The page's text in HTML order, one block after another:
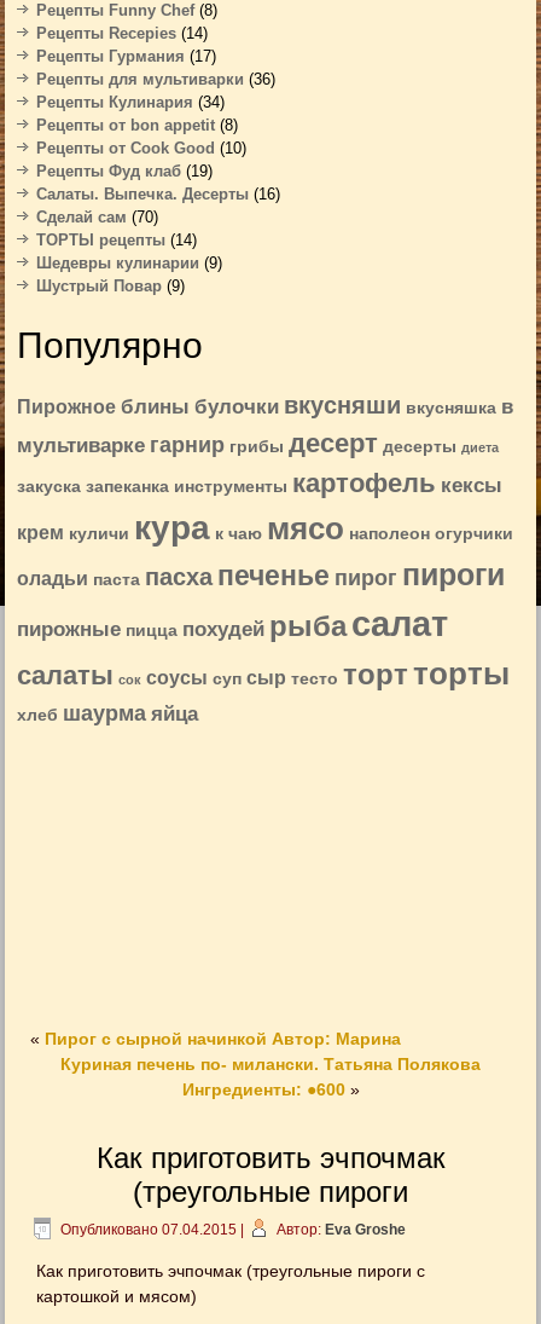
Рецепты Funny Chef(8)
Рецепты Recepies (14)
Рецепты Гурмания (17)
Рецепты для мультиварки (36)
Рецепты Кулинария (34)
Рецепты от bon appetit (8)
Рецепты от Cook Good (10)
Рецепты Фуд клаб (19)
Салаты. Выпечка. Десерты (16)
Сделай сам (70)
ТОРТЫ рецепты (14)
Шедевры кулинарии (9)
Шустрый Повар (9)
Популярно
Пирожное блины булочки вкусняши вкусняшка в
мультиварке гарнир грибы десерт десерты диета
закуска запеканка инструменты картофель кексы
крем куличи кура к чаю мясо наполеон огурчики
оладьи паста пасха печенье пирог пироги
пирожные пицца похудей рыбасалат
салаты сок соусы суп сыр тесто торт торты
хлеб шаурма яйца
« Пирог с сырной начинкой Автор: Марина
Куриная печень по- милански. Татьяна Полякова
Ингредиенты: ●600»
Как приготовить эчпочмак
(треугольные пироги
Опубликовано 07.04.2015 Автор: Eva Groshe
Как приготовить эчпочмак (треугольные пироги с
картошкой и мясом)